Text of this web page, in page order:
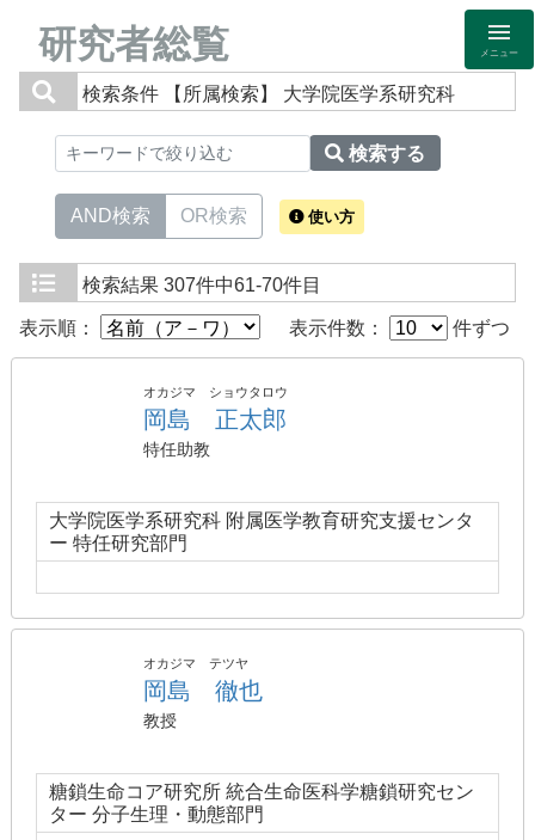
研究者総覧 メニュー
検索条件 【所属検索】 大学院医学系研究科
検索する
AND検索 OR検索 使い方
検索結果 307件中61-70件目
表示順： 表示件数： 件ずつ
オカジマ ショウタロウ
岡島 正太郎
特任助教
大学院医学系研究科 附属医学教育研究支援センタ
ー 特任研究部門
オカジマ テツヤ
岡島 徹也
教授
糖鎖生命コア研究所 統合生命医科学糖鎖研究セン
ター 分子生理・動態部門